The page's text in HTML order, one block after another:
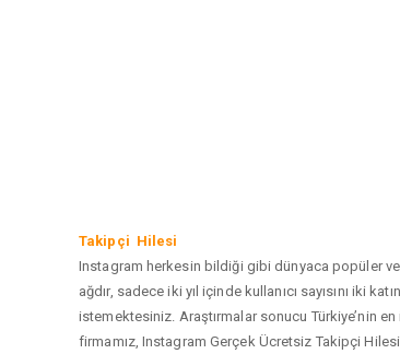
Takipçi Hilesi
Instagram herkesin bildiği gibi dünyaca popüler
ağdır, sadece iki yıl içinde kullanıcı sayısını iki
istemektesiniz. Araştırmalar sonucu Türkiye’nin
firmamız, Instagram Gerçek Ücretsiz Takipçi